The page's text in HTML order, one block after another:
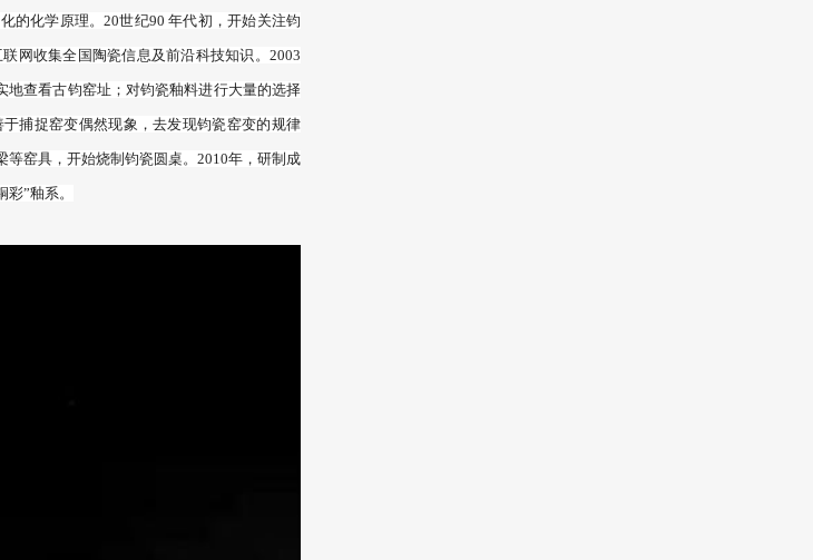
的化学原理。20世纪90 年代初，开始关注钧
网收集全国陶瓷信息及前沿科技知识。2003
查看古钧窑址；对钧瓷釉料进行大量的选择
捕捉窑变偶然现象，去发现钧瓷窑变的规律
窑具，开始烧制钧瓷圆桌。2010年，研制成
”釉系。